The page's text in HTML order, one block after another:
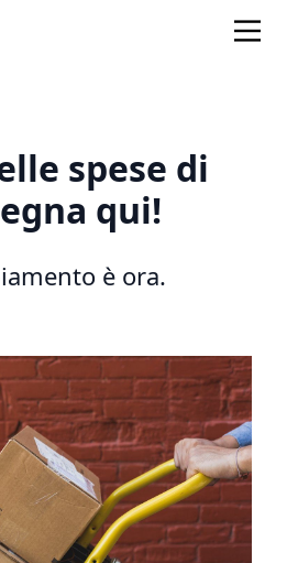
spese di
qui!
è ora.